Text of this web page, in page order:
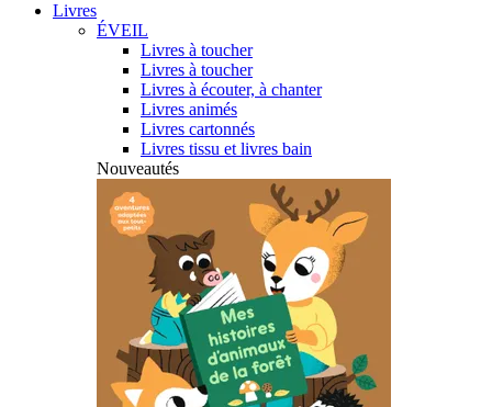
Livres
ÉVEIL
Livres à toucher
Livres à toucher
Livres à écouter, à chanter
Livres animés
Livres cartonnés
Livres tissu et livres bain
Nouveautés